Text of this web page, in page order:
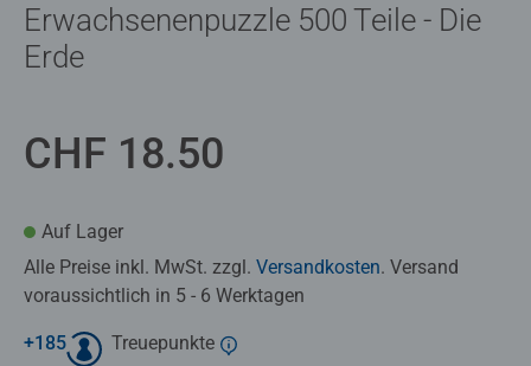
Erwachsenenpuzzle 500 Teile - Die
Erde
CHF 18.50
Auf Lager
Alle Preise inkl. MwSt. zzgl. Versandkosten. Versand
voraussichtlich in 5 - 6 Werktagen
+185 Treuepunkte